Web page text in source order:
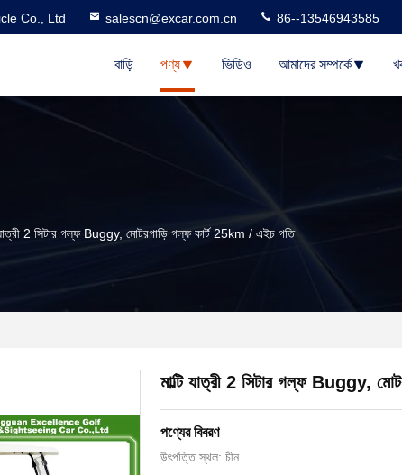
Co., Ltd salescn@excar.com.cn 86--13546943585
বাড়ি পণ্য ভিডিও আমাদের সম্পর্কে
যাত্রী 2 সিটার গল্ফ Buggy, মোটরগাড়ি গল্ফ কার্ট 25km / এইচ গতি
মাল্টি যাত্রী 2 সিটার গল্ফ Buggy,
পণ্যের বিবরণ
উৎপত্তি স্থল: চীন